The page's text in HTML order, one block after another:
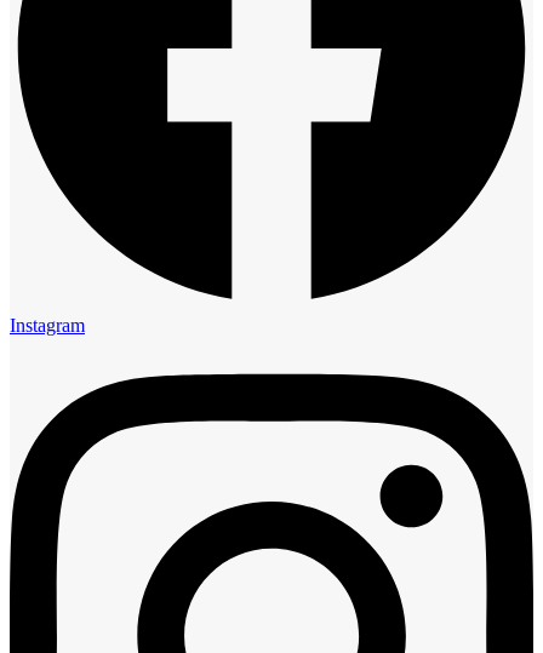
Instagram